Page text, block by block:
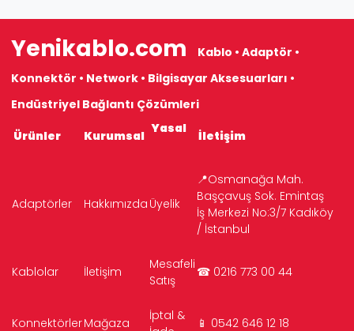
Yenikablo.com
Kablo • Adaptör •
Konnektör • Network • Bilgisayar Aksesuarları •
Endüstriyel Bağlantı Çözümleri
Ürünler
Kurumsal Yasal İletişim
Adaptörler Hakkımızda Üyelik
📍Osmanağa Mah.
Başçavuş Sok. Emintaş
İş Merkezi No:3/7 Kadıköy
/ İstanbul
Kablolar İletişim
Mesafeli
Satış
☎ 0216 773 00 44
KonnektörlerMağaza
İptal &
📱 0542 646 12 18